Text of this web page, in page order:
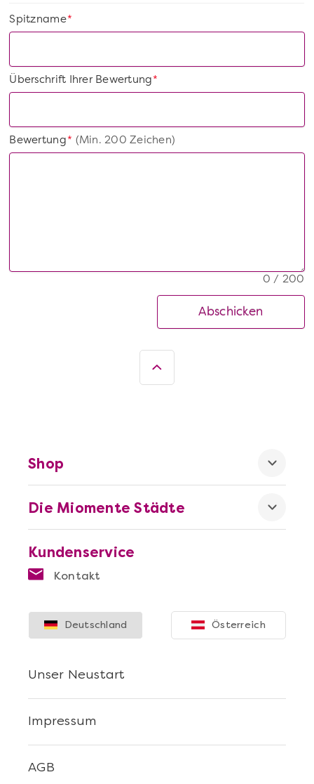
*
Spitzname
*
Überschrift Ihrer Bewertung
*
Bewertung(Min. 200 Zeichen)
0 / 200
Abschicken
Kundenservice
Kontakt
Die Miomente Städte
Shop
AGB
Impressum
Unser Neustart
Deutschland Österreich